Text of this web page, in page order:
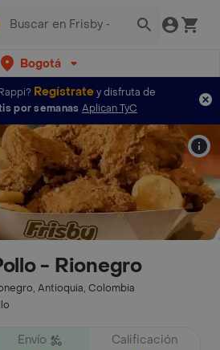
Bogotá
Regístratey disfruta de
por semanas Aplican TyC
- Rionegro
Antioquia, Colombia
Envío
Calificación